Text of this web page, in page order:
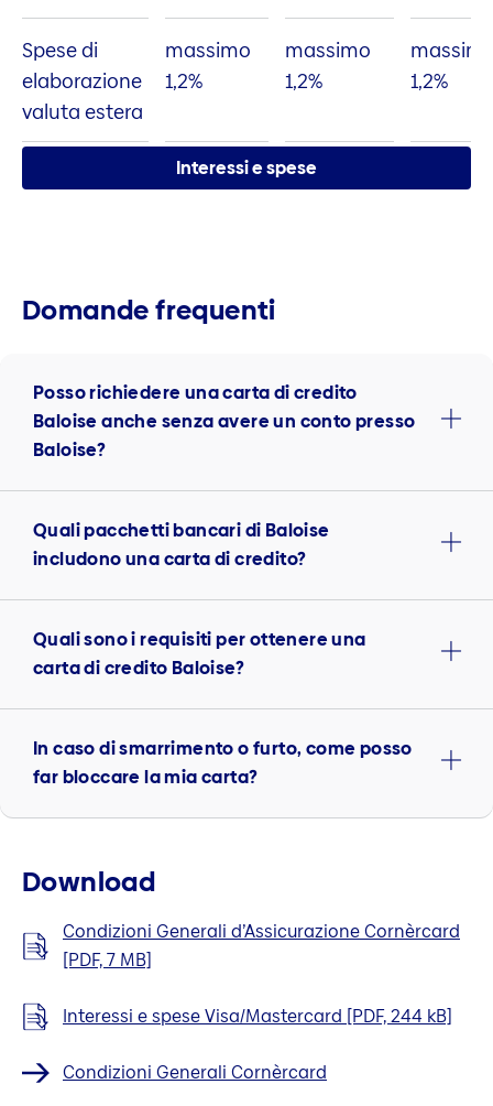
Spese di
elaborazione
valuta estera
massimo
1,2%
massimo
1,2%
1,2%
Interessi e spese
Domande frequenti
Posso richiedere una carta di credito
Baloise anche senza avere un conto presso
Baloise?
Quali pacchetti bancari di Baloise
includono una carta di credito?
Quali sono i requisiti per ottenere una
carta di credito Baloise?
In caso di smarrimento o furto, come posso
far bloccare la mia carta?
Download
Condizioni Generali d’Assicurazione Cornèrcard
[PDF, 7 MB]
Interessi e spese Visa/Mastercard [PDF, 244 kB]
Condizioni Generali Cornèrcard